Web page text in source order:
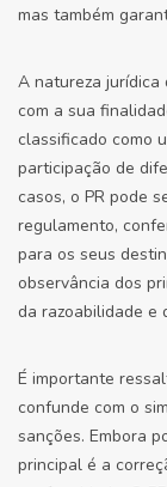
mas também
A natureza jurídica
com a sua
classificado como
participação de
casos, o PR pode
regulamento,
para os seus
observância dos
da razoabilidade e
É importante
confunde com o
sanções. Embora
principal é a